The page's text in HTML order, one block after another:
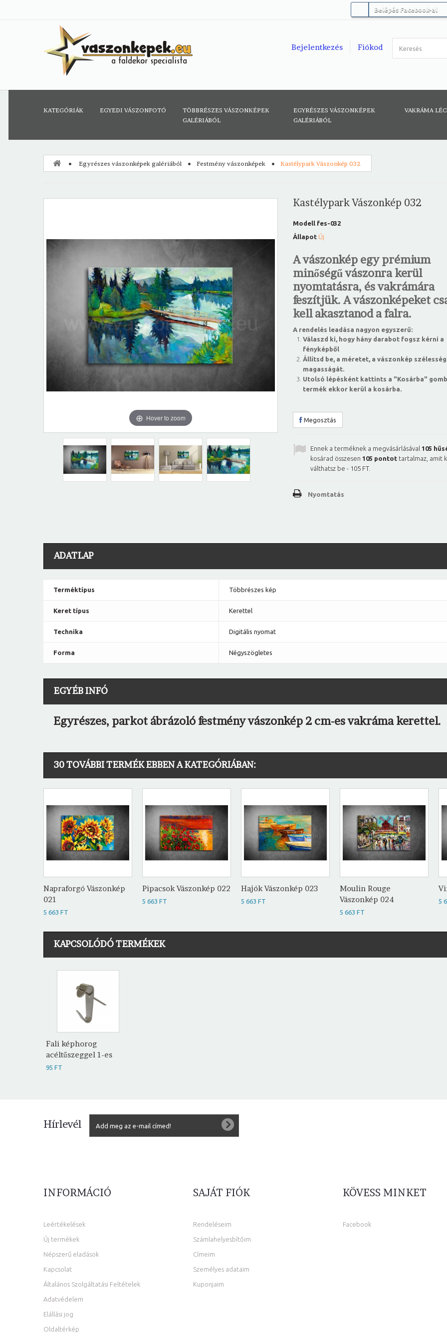
Belépés Facebook-al
Fiókod
Bejelentkezés
KATEGÓRIÁK EGYEDI VÁSZONFOTÓ
TÖBBRÉSZES VÁSZONKÉPEK
GALÉRIÁBÓL
EGYRÉSZES VÁSZONKÉPEK
GALÉRIÁBÓL
VAKRÁMA
Egyrészes vászonképek galériából Festmény vászonképek Kastélypark Vászonkép 032
Hover to zoom
Kastélypark Vászonkép 032
Modell fes-032
Állapot Új
A vászonkép egy prémium
minőségű vászonra kerül
nyomtatásra, és vakrámára
feszítjük. A vászonképeket
kell akasztanod a falra.
A rendelés leadása nagyon egyszerű:
Válaszd ki, hogy hány darabot fogsz kérni a
fényképből
Állítsd be, a méretet, a vászonkép
magasságát.
Utolsó lépésként kattints a "Kosárba"
termék ekkor kerül a kosárba.
Megosztás
Ennek a terméknek a megvásárlásával 105
kosárad összesen 105 pontot tartalmaz, amit
válthatsz be - 105 FT.
Nyomtatás
ADATLAP
Terméktípus Többrészes kép
Keret típus Kerettel
Technika Digitális nyomat
Forma Négyszögletes
EGYÉB INFÓ
Egyrészes, parkot ábrázoló festmény vászonkép 2 cm-es vakráma kerettel.
30 TOVÁBBI TERMÉK EBBEN A KATEGÓRIÁBAN:
Napraforgó Vászonkép
021
5 663 FT
Pipacsok Vászonkép 022
5 663 FT
Hajók Vászonkép 023
5 663 FT
Moulin Rouge
Vászonkép 024
5 663 FT
5
KAPCSOLÓDÓ TERMÉKEK
Fali képhorog
acéltűszeggel 1-es
95 FT
Hírlevél
INFORMÁCIÓ
Leértékelések
Új termékek
Népszerű eladások
Kapcsolat
Általános Szolgáltatási Feltételek
Adatvédelem
Elállási jog
Oldaltérkép
SAJÁT FIÓK
Rendeléseim
Számlahelyesbítőim
Címeim
Személyes adataim
Kuponjaim
KÖVESS MINKET
Facebook